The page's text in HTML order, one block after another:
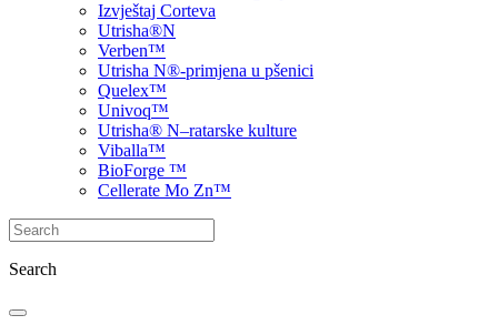
Izvještaj Corteva
Utrisha®N
Verben™
Utrisha N®-primjena u pšenici
Quelex™
Univoq™
Utrisha® N–ratarske kulture
Viballa™
BioForge ™
Cellerate Mo Zn™
Search